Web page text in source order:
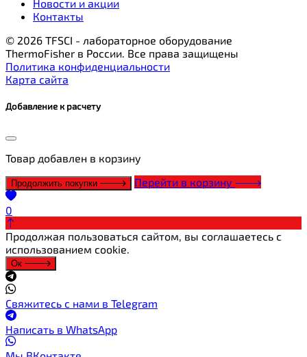
Новости и акции
Контакты
© 2026 TFSCI - лабораторное оборудование
ThermoFisher в России. Все права защищены
Политика конфиденциальности
Карта сайта
Добавление к расчету
Товар добавлен в корзину
Продолжить покупки Перейти в корзину
0
Продолжая пользоваться сайтом, вы соглашаетесь с
использованием cookie.
Ок
Свяжитесь с нами в Telegram
Написать в WhatsApp